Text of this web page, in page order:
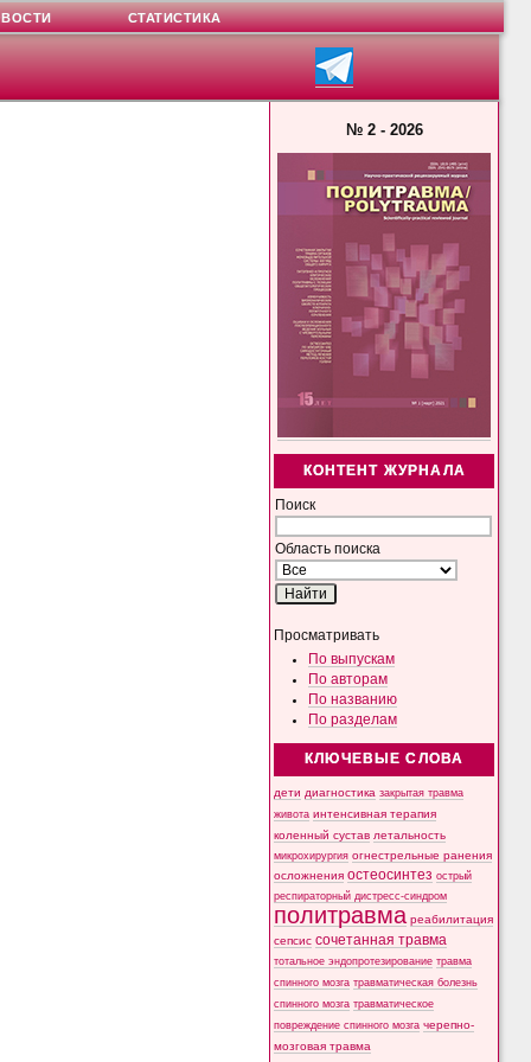
№ 2 - 2026
КОНТЕНТ ЖУРНАЛА
Поиск
Область поиска
Просматривать
По выпускам
По авторам
По названию
По разделам
КЛЮЧЕВЫЕ СЛОВА
дети диагностика закрытая травма
живота интенсивная терапия
коленный сустав летальность
микрохирургия огнестрельные ранения
осложнения остеосинтез острый
респираторный дистресс-синдром
политравма реабилитация
сепсис сочетанная травма
тотальное эндопротезирование травма
спинного мозга травматическая болезнь
спинного мозга травматическое
повреждение спинного мозга черепно-
мозговая травма
СТАТИСТИКА